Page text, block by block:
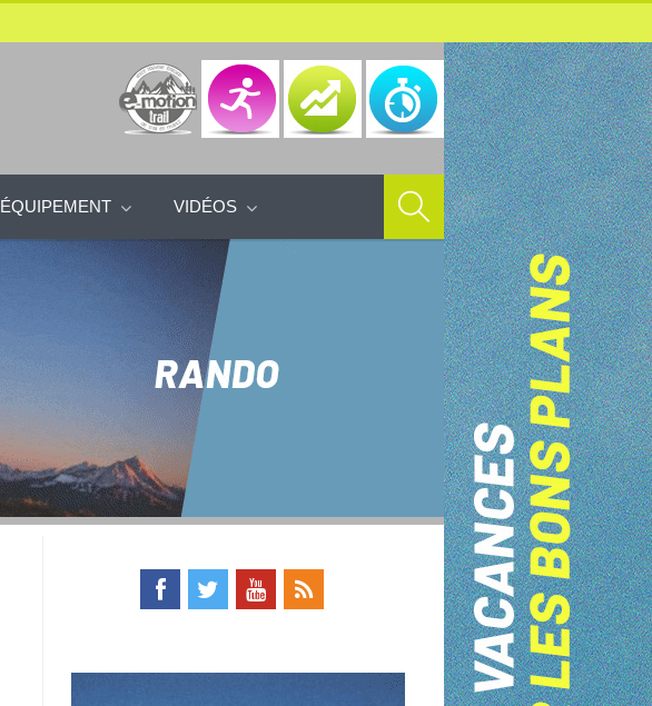
ÉQUIPEMENT VIDÉOS